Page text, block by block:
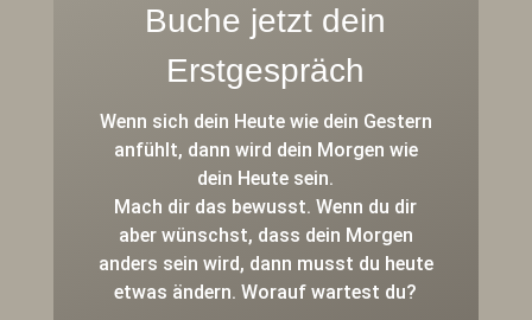
Buche jetzt dein
Erstgespräch
Wenn sich dein Heute wie dein Gestern
anfühlt, dann wird dein Morgen wie
dein Heute sein.
Mach dir das bewusst. Wenn du dir
aber wünschst, dass dein Morgen
anders sein wird, dann musst du heute
etwas ändern. Worauf wartest du?